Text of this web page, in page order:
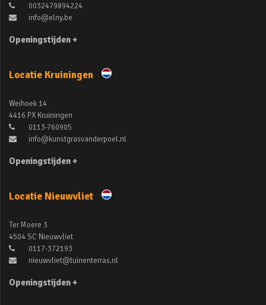
0032479894224
info@elny.be
Openingstijden +
Locatie Kruiningen
Weihoek 14
4416 PX Kruiningen
0113-760905
info@kunstgrasvanderpoel.nl
Openingstijden +
Locatie Nieuwvliet
Ter Moere 3
4504 SC Nieuwvliet
0117-372193
nieuwvliet@tuinenterras.nl
Openingstijden +